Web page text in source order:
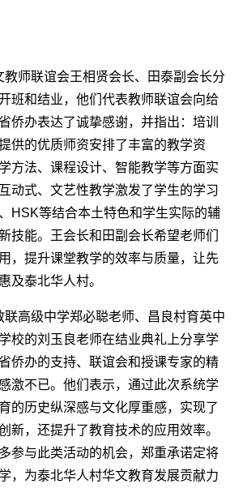
师联谊会王相贤会长、田泰副会长分
班和结业，他们代表教师联谊会向给
侨办表达了诚挚感谢，并指出：培训
供的优质师资安排了丰富的教学资
方法、课程设计、智能教学等方面实
动式、文艺性教学激发了学生的学习
HSK等结合本土特色和学生实际的辅
技能。王会长和田副会长希望老师们
，提升课堂教学的效率与质量，让先
及泰北华人村。
高级中学郑必聪老师、昌良村育英中
校的刘玉良老师在结业典礼上分享学
侨办的支持、联谊会和授课专家的精
激不已。他们表示，通过此次系统学
的历史纵深感与文化厚重感，实现了
新，还提升了教育技术的应用效率。
参与此类活动的机会，郑重承诺定将
，为泰北华人村华文教育发展贡献力